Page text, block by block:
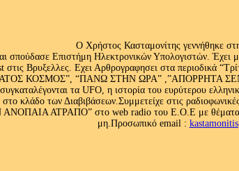
Ο Χρήστος Κασταμονίτης γεννήθηκε
σπούδασε Επιστήμη Ηλεκτρονικών Υπολογιστών.
στις Βρυξελλες. Εχει Αρθρογραφησει στα
ΚΟΣΜΟΣ”, “ΠΑΝΩ ΣΤΗΝ ΩΡΑ” ,”ΑΠΟΡΡΗΤΑ
τα UFO, η ιστορία του ευρύτερου
στο κλάδο των Διαβιβάσεων.Συμμετείχε στις
ΑΤΡΑΠΟ” στο web radio του Ε.Ο.Ε με θέματα
μη.Προσωπικό email :